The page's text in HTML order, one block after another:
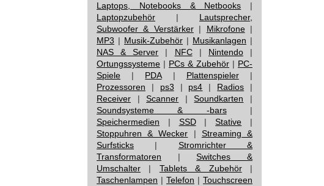
Laptops, Notebooks & Netbooks |
Laptopzubehör | Lautsprecher,
Subwoofer & Verstärker| Mikrofone|
MP3 | Musik-Zubehör | Musikanlagen |
NAS & Server | NFC| Nintendo|
Ortungssysteme | PCs & Zubehör | PC-
Spiele | PDA| Plattenspieler|
Prozessoren | ps3 | ps4 | Radios |
Receiver |Scanner |Soundkarten |
Soundsysteme & -bars|
Speichermedien | SSD|Stative |
Stoppuhren & Wecker | Streaming &
Surfsticks | Stromrichter &
Transformatoren |Switches &
Umschalter | Tablets & Zubehör|
Taschenlampen | Telefon | Touchscreen